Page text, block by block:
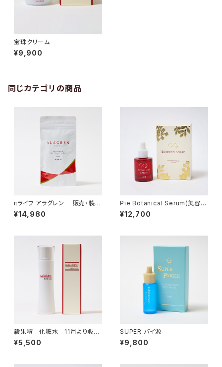
宝珠クリーム
¥9,900
同じカテゴリの商品
πライフ アラグレン 販売・製造
終了 11月頃に新サプリメント
「アースアートワン」 を販売しま
¥14,980
Pie Botanical Serum(美容
液)
¥12,700
穀果精 化粧水 11月より販売
再開
¥5,500
SUPER パイ源
¥9,800